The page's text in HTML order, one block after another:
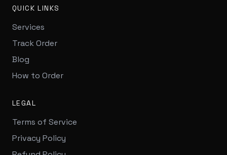
QUICK LINKS
Services
Track Order
Blog
How to Order
LEGAL
Terms of Service
Privacy Policy